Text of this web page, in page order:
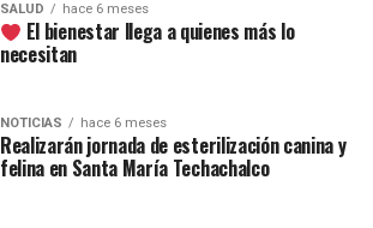
SALUD hace 6 meses
El bienestar llega a quienes más lo
necesitan
NOTICIAS hace 6 meses
Realizarán jornada de esterilización canina y
felina en Santa María Techachalco